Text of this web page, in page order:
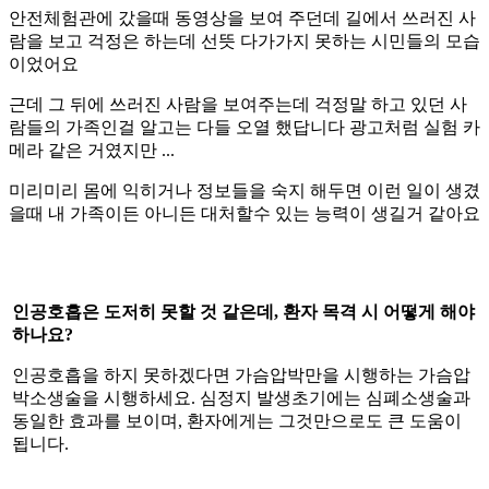
안전체험관에 갔을때 동영상을 보여 주던데 길에서 쓰러진 사
람을 보고 걱정은 하는데 선뜻 다가가지 못하는 시민들의 모습
이었어요
근데 그 뒤에 쓰러진 사람을 보여주는데 걱정말 하고 있던 사
람들의 가족인걸 알고는 다들 오열 했답니다 광고처럼 실험 카
메라 같은 거였지만 ...
미리미리 몸에 익히거나 정보들을 숙지 해두면 이런 일이 생겼
을때 내 가족이든 아니든 대처할수 있는 능력이 생길거 같아요
인공호흡은 도저히 못할 것 같은데, 환자 목격 시 어떻게 해야
하나요?
인공호흡을 하지 못하겠다면 가슴압박만을 시행하는 가슴압
박소생술을 시행하세요. 심정지 발생초기에는 심폐소생술과
동일한 효과를 보이며, 환자에게는 그것만으로도 큰 도움이
됩니다.